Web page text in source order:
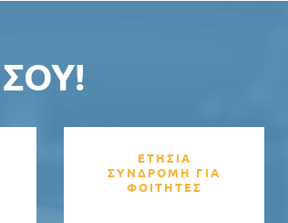
ΕΤΗΣΙΑ
ΣΥΝΔΡΟΜΗ ΓΙΑ
ΦΟΙΤΗΤΕΣ